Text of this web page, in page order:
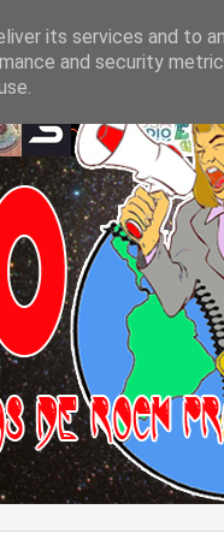
its services and to
and security